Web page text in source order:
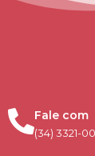
Fale com
(34) 3321-